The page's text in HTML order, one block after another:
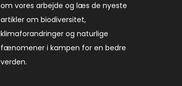
om vores arbejde og læs de nyeste
artikler om biodiversitet,
klimaforandringer og naturlige
fænomener i kampen for en bedre
verden.